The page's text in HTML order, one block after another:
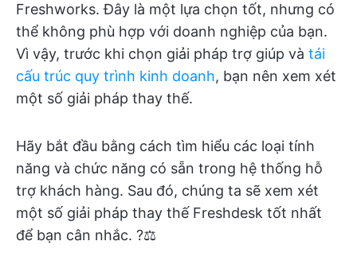
Freshworks. Đây là một lựa chọn tốt, nhưng có
thể không phù hợp với doanh nghiệp của bạn.
Vì vậy, trước khi chọn giải pháp trợ giúp và tái
cấu trúc quy trình kinh doanh, bạn nên xem xét
một số giải pháp thay thế.
Hãy bắt đầu bằng cách tìm hiểu các loại tính
năng và chức năng có sẵn trong hệ thống hỗ
trợ khách hàng. Sau đó, chúng ta sẽ xem xét
một số giải pháp thay thế Freshdesk tốt nhất
để bạn cân nhắc. ?⚖️